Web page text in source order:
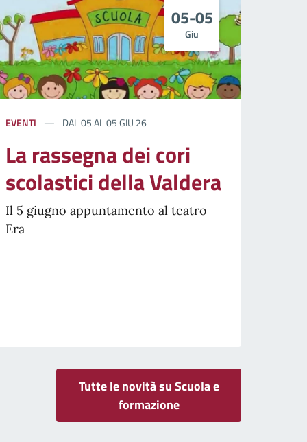
05-05
Giu
EVENTI DAL 05 AL 05 GIU 26
La rassegna dei cori
scolastici della Valdera
Il 5 giugno appuntamento al teatro
Era
Tutte le novità su Scuola e
formazione